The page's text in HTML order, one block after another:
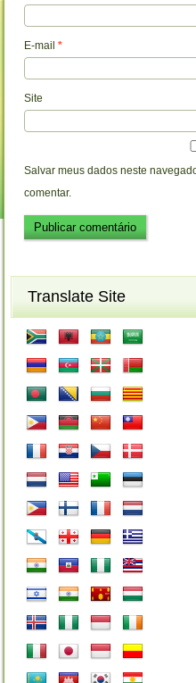
E-mail*
Site
Salvar meus dados neste
comentar.
Translate Site